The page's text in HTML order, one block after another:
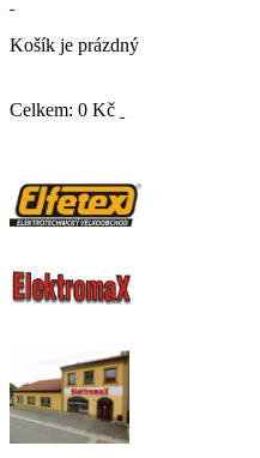
Košík je prázdný
Celkem: 0 Kč